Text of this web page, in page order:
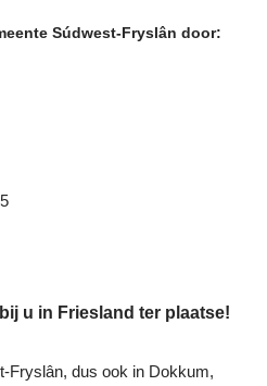
Súdwest-Fryslân door:
u in Friesland ter plaatse!
Fryslân, dus ook in Dokkum,